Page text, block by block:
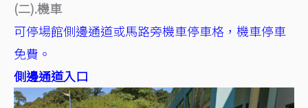
(二).機車
可停場館側邊通道或馬路旁機車停車格，機車停車
免費。
側邊通道入口